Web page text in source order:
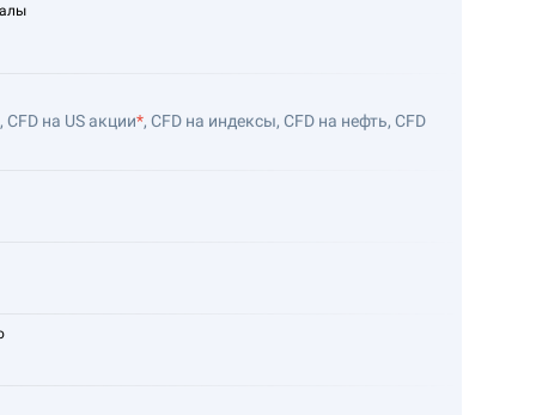
на US акции*, CFD на индексы, CFD на нефть, CFD